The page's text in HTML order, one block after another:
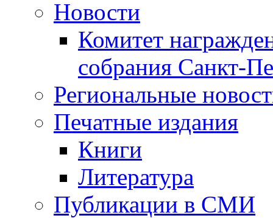
Новости
Комитет
собрания Санкт-
Региональные
Печатные издания
Книги
Литература
Публикации в СМИ